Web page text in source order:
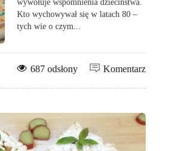
wywołuje wspomnienia dzieciństwa.
Kto wychowywał się w latach 80 –
tych wie o czym...
Komentarz
687 odsłony